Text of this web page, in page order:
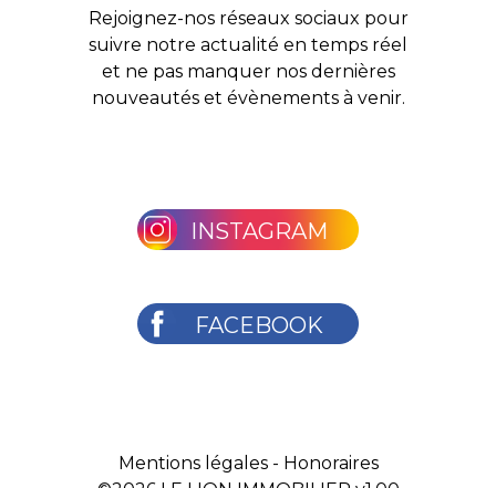
Rejoignez-nos réseaux sociaux pour
suivre notre actualité en temps réel
et ne pas manquer nos dernières
nouveautés et évènements à venir.
INSTAGRAM
FACEBOOK
Mentions légales- Honoraires